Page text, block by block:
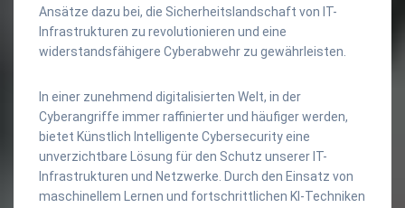
Ansätze dazu bei, die Sicherheitslandschaft von IT-
Infrastrukturen zu revolutionieren und eine
widerstandsfähigere Cyberabwehr zu gewährleisten.
In einer zunehmend digitalisierten Welt, in der
Cyberangriffe immer raffinierter und häufiger werden,
bietet Künstlich Intelligente Cybersecurity eine
unverzichtbare Lösung für den Schutz unserer IT-
Infrastrukturen und Netzwerke. Durch den Einsatz von
maschinellem Lernen und fortschrittlichen KI-Techniken